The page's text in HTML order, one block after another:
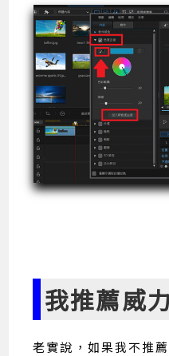
我推薦威
老實說，如果我不推